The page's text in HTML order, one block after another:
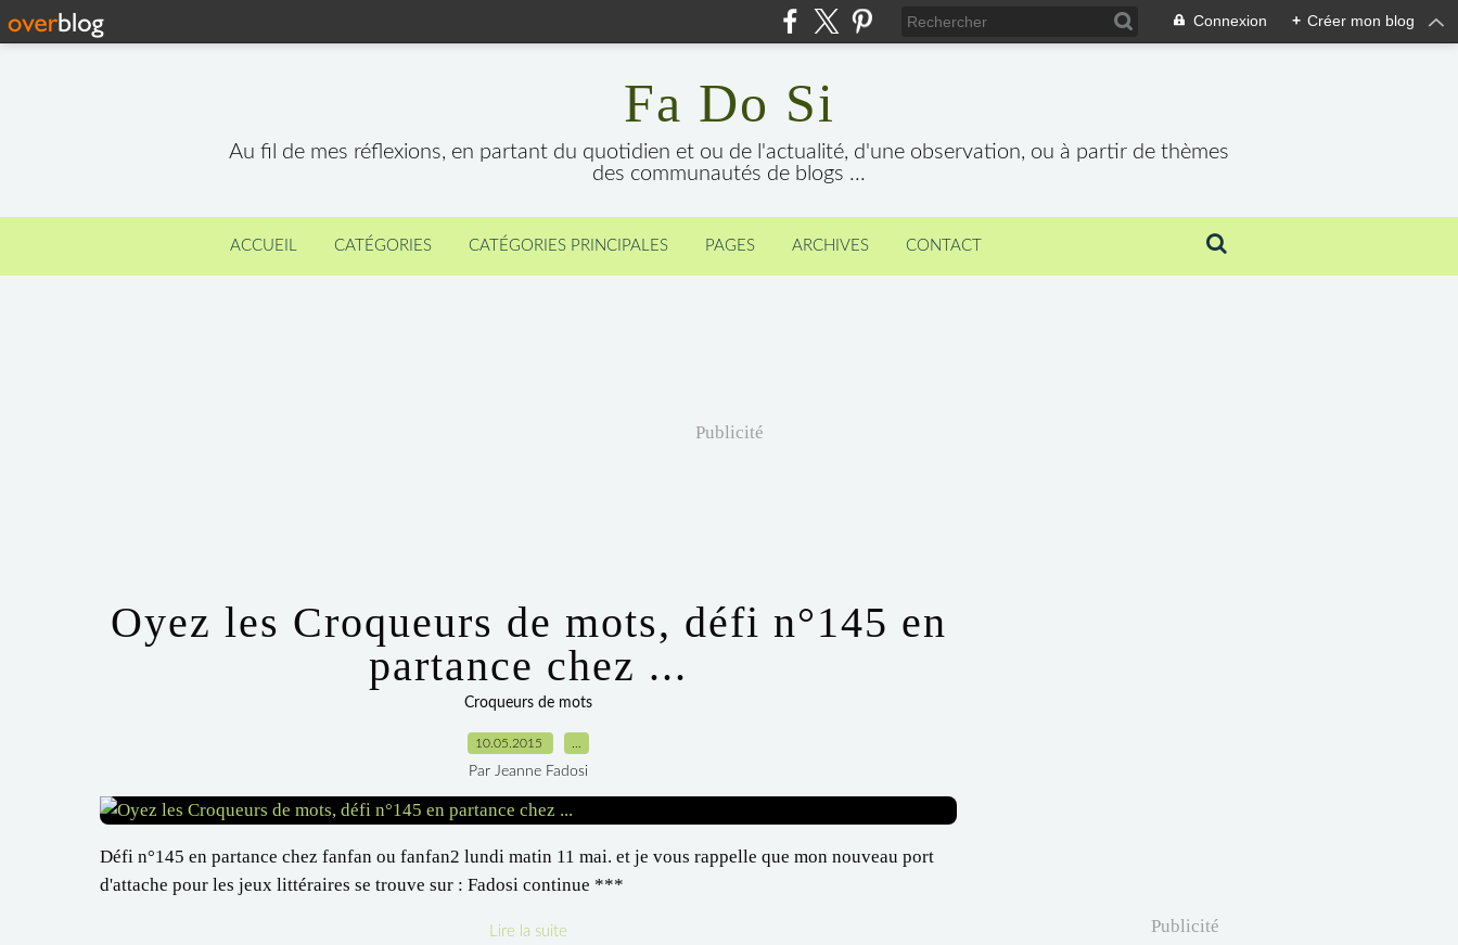
Connexion + Créer mon blog
Fa Do Si
Au fil de mes réflexions, en partant du quotidien et ou de l'actualité, d'une observation, ou à partir de thèmes
des communautés de blogs ...
ACCUEIL CATÉGORIES CATÉGORIES PRINCIPALES PAGES ARCHIVES CONTACT
Publicité
Oyez les Croqueurs de mots, défi n°145 en
partance chez ...
Croqueurs de mots
10.05.2015
Par Jeanne Fadosi
Défi n°145 en partance chez fanfan ou fanfan2 lundi matin 11 mai. et je vous rappelle que mon nouveau port
d'attache pour les jeux littéraires se trouve sur : Fadosi continue ***
Lire la suite Publicité